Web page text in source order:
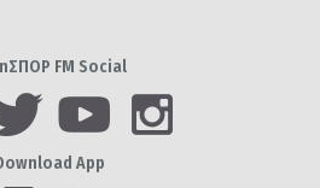
FM Social
App